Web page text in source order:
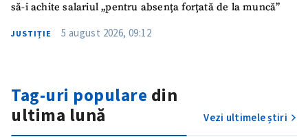
să-i achite salariul „pentru absența forțată de la muncă”
JUSTIȚIE 5 august 2026, 09:12
Tag-uri populare din
ultima lună
Vezi ultimele știri
Mesajul știrei
+ Mesajul știrei